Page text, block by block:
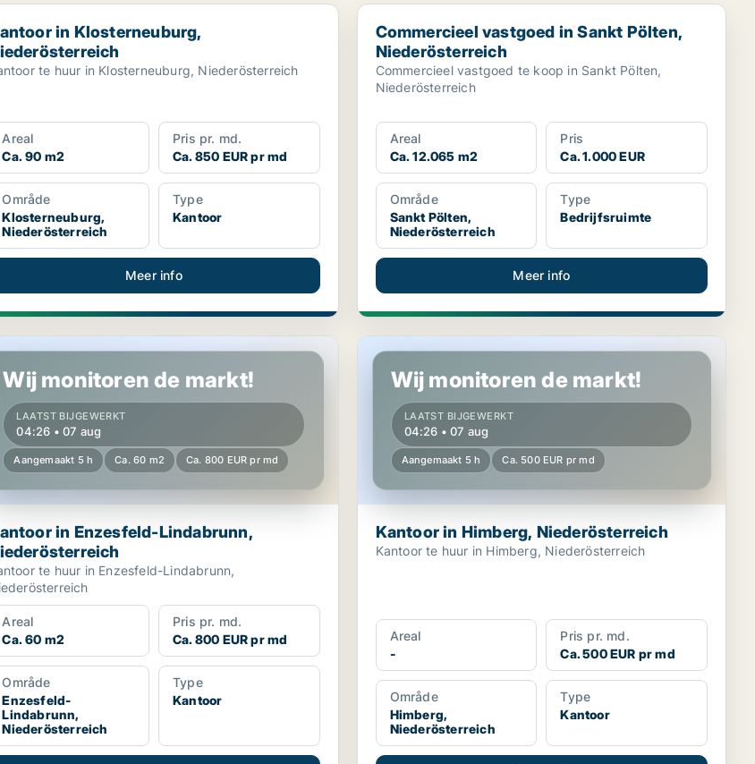
in Klosterneuburg, Niederösterreich
in Klosterneuburg,
te huur in Klosterneuburg, Niederösterreich
Areal
Ca. 90 m2
Pris pr. md.
Ca. 850 EUR pr md
Område
Klosterneuburg,
Niederösterreich
Type
Kantoor
Meer info
Commercieel vastgoed in Sankt Pölten, Niederösterreich
Commercieel vastgoed in Sankt Pölten,
Niederösterreich
Commercieel vastgoed te koop in Sankt Pölten,
Niederösterreich
Areal
Ca. 12.065 m2
Pris
Ca. 1.000 EUR
Område
Sankt Pölten,
Niederösterreich
Type
Bedrijfsruimte
Meer info
in Enzesfeld-Lindabrunn, Niederösterreich
Wij monitoren de markt!
LAATST BIJGEWERKT
04:26 • 07 aug
Aangemaakt 5 h Ca. 60 m2 Ca. 800 EUR pr md
in Enzesfeld-Lindabrunn,
te huur in Enzesfeld-Lindabrunn,
Areal
Ca. 60 m2
Pris pr. md.
Ca. 800 EUR pr md
Område
Enzesfeld-
Lindabrunn,
Niederösterreich
Type
Kantoor
Kantoor in Himberg, Niederösterreich
Wij monitoren de markt!
LAATST BIJGEWERKT
04:26 • 07 aug
Aangemaakt 5 h Ca. 500 EUR pr md
Kantoor in Himberg, Niederösterreich
Kantoor te huur in Himberg, Niederösterreich
Areal
-
Pris pr. md.
Ca. 500 EUR pr md
Område
Himberg,
Niederösterreich
Type
Kantoor